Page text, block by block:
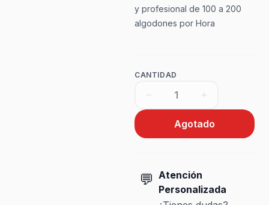
y profesional de 100 a 200
algodones por Hora
CANTIDAD
Agotado
💬 Atención
Personalizada